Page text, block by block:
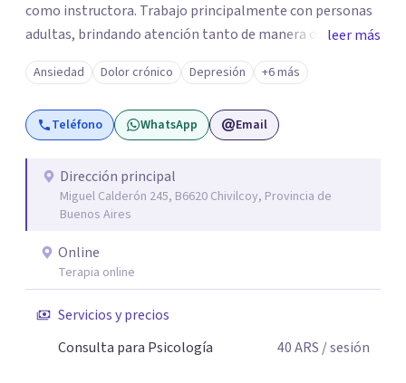
como instructora. Trabajo principalmente con personas
adultas, brindando atención tanto de manera online
como en el consultorio, adaptándome a las necesidades
de cada paciente. Acompaño procesos vinculados a la
ansiedad, la depresión, el estrés, el duelo, el dolor crónico
y distintos momentos vitales que requieren contención,
leer más
Ansiedad Dolor crónico Depresión +6 más
Teléfono WhatsApp Email
Dirección principal
Miguel Calderón 245, B6620 Chivilcoy, Provincia de
Buenos Aires
Online
Terapia online
Servicios y precios
Consulta para Psicología
40ARS / sesión